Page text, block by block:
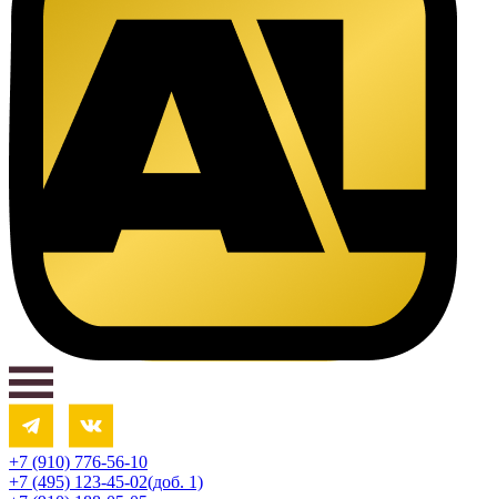
+7 (910) 776-56-10‬
+7 (495) 123-45-02(доб. 1)